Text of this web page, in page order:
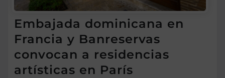
Embajada dominicana en
Francia y Banreservas
convocan a residencias
artísticas en París